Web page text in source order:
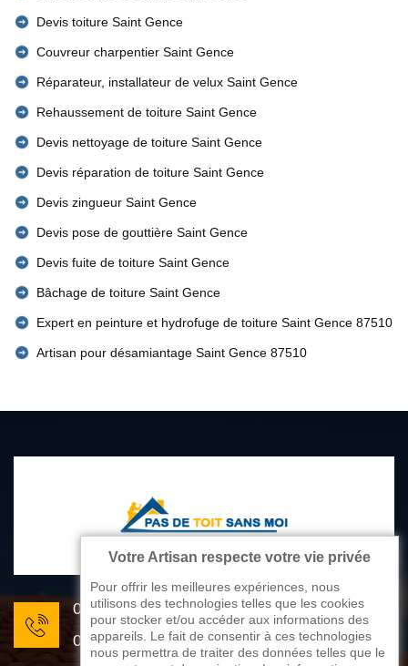
Devis toiture Saint Gence
Couvreur charpentier Saint Gence
Réparateur, installateur de velux Saint Gence
Rehaussement de toiture Saint Gence
Devis nettoyage de toiture Saint Gence
Devis réparation de toiture Saint Gence
Devis zingueur Saint Gence
Devis pose de gouttière Saint Gence
Devis fuite de toiture Saint Gence
Bâchage de toiture Saint Gence
Expert en peinture et hydrofuge de toiture Saint Gence 87510
Artisan pour désamiantage Saint Gence 87510
05 33 06 22 81
07 80 33 28 62
Votre Artisan respecte votre vie privée
Pour offrir les meilleures expériences, nous
utilisons des technologies telles que les cookies
pour stocker et/ou accéder aux informations des
appareils. Le fait de consentir à ces technologies
nous permettra de traiter des données telles que le